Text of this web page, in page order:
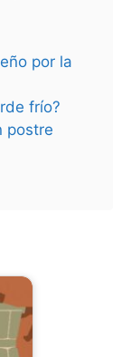
por la
frío?
postre